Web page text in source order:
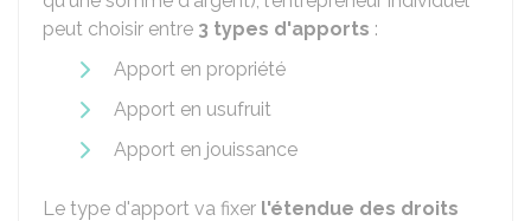
peut choisir entre 3 types d'apports :
Apport en propriété
Apport en usufruit
Apport en jouissance
Le type d'apport va fixer l'étendue des droits